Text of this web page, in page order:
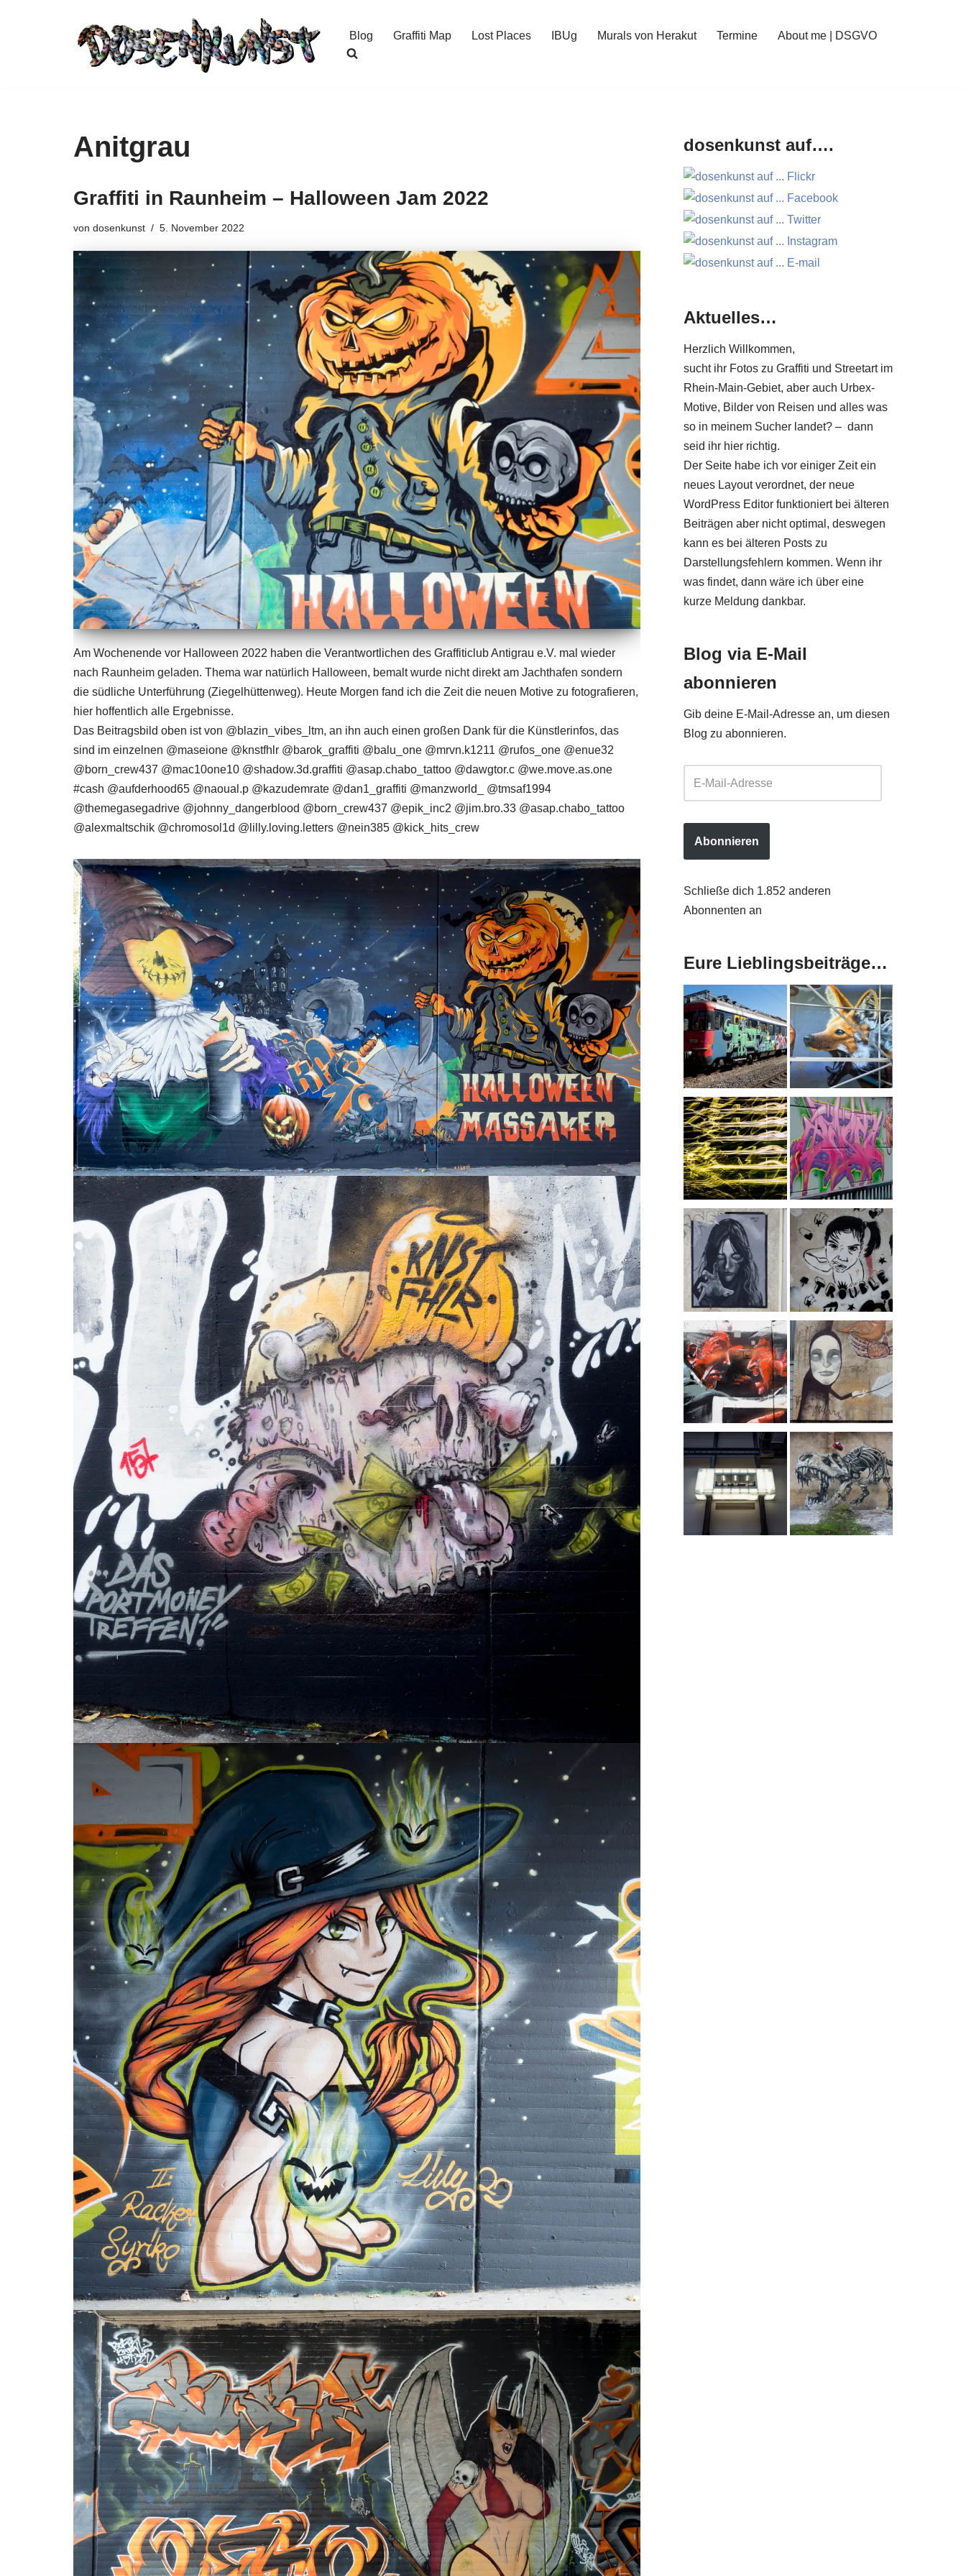
Blog Graffiti Map Lost Places IBUg Murals von Herakut Termine About me | DSGVO
Anitgrau
Graffiti in Raunheim – Halloween Jam 2022
von dosenkunst 5. November 2022
Am Wochenende vor Halloween 2022 haben die Verantwortlichen des Graffiticlub Antigrau e.V. mal wieder
nach Raunheim geladen. Thema war natürlich Halloween, bemalt wurde nicht direkt am Jachthafen sondern
die südliche Unterführung (Ziegelhüttenweg). Heute Morgen fand ich die Zeit die neuen Motive zu fotografieren,
hier hoffentlich alle Ergebnisse.
Das Beitragsbild oben ist von @blazin_vibes_ltm, an ihn auch einen großen Dank für die Künstlerinfos, das
sind im einzelnen @maseione @knstfhlr @barok_graffiti @balu_one @mrvn.k1211 @rufos_one @enue32
@born_crew437 @mac10one10 @shadow.3d.graffiti @asap.chabo_tattoo @dawgtor.c @we.move.as.one
#cash @aufderhood65 @naoual.p @kazudemrate @dan1_graffiti @manzworld_
@tmsaf1994
@themegasegadrive @johnny_dangerblood @born_crew437 @epik_inc2 @jim.bro.33 @asap.chabo_tattoo
@alexmaltschik @chromosol1d @lilly.loving.letters @nein385 @kick_hits_crew
dosenkunst auf….
Aktuelles…
Herzlich Willkommen,
sucht ihr Fotos zu Graffiti und Streetart im
Rhein-Main-Gebiet, aber auch Urbex-
Motive, Bilder von Reisen und alles was
so in meinem Sucher landet? – dann
seid ihr hier richtig.
Der Seite habe ich vor einiger Zeit ein
neues Layout verordnet, der neue
WordPress Editor funktioniert bei älteren
Beiträgen aber nicht optimal, deswegen
kann es bei älteren Posts zu
Darstellungsfehlern kommen. Wenn ihr
was findet, dann wäre ich über eine
kurze Meldung dankbar.
Blog via E-Mail
abonnieren
Gib deine E-Mail-Adresse an, um diesen
Blog zu abonnieren.
Abonnieren
Schließe dich 1.852 anderen
Abonnenten an
Eure Lieblingsbeiträge…